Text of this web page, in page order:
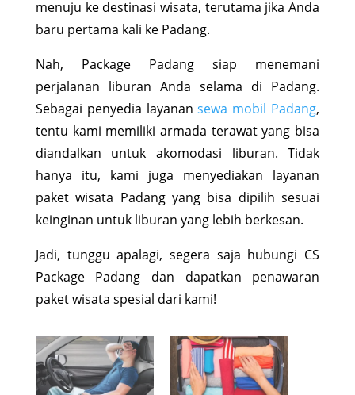
menuju ke destinasi wisata, terutama jika Anda
baru pertama kali ke Padang.
Nah, Package Padang siap menemani
perjalanan liburan Anda selama di Padang.
Sebagai penyedia layanansewa mobil Padang,
tentu kami memiliki armada terawat yang bisa
diandalkan untuk akomodasi liburan. Tidak
hanya itu, kami juga menyediakan layanan
paket wisata Padang yang bisa dipilih sesuai
keinginan untuk liburan yang lebih berkesan.
Jadi, tunggu apalagi, segera saja hubungi CS
Package Padang dan dapatkan penawaran
paket wisata spesial dari kami!